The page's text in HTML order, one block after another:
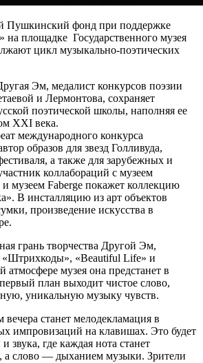
Пушкинский фонд при поддержке
площадке Государственного музея
цикл музыкально-поэтических
Эм, медалист конкурсов поэзии
и Лермонтова, сохраняет
поэтической школы, наполняя ее
XXI века.
международного конкурса
образов для звезд Голливуда,
а также для зарубежных и
коллабораций с музеем
музеем Faberge покажет коллекцию
В инсталляцию из арт объектов
произведение искусства в
грань творчества Другой Эм,
«Штрихкоды», «Beautiful Life» и
атмосфере музея она предстанет в
план выходит чистое слово,
уникальную музыку чувств.
станет мелодекламация в
импровизаций на клавишах. Это будет
звука, где каждая нота станет
а слово — дыханием музыки. Зрители